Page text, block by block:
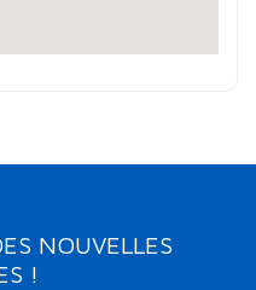
NOUVELLES
!